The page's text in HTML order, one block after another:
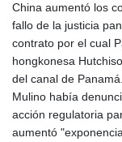
China aumentó los
fallo de la justicia
contrato por el cual
hongkonesa
del canal de Panamá.
Mulino había
acción regulatoria
aumentó